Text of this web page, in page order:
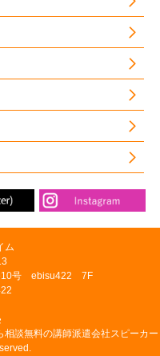
ム
10号 ebisu422 7F
談無料の講師派遣会社スピーカー